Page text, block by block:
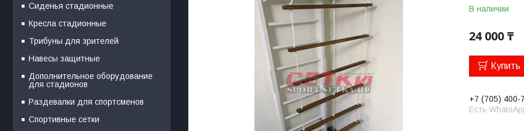
В наличии
24 000 ₸
Купить
+7 (705) 400-
Есть
Сиденья стадионные
Кресла стадионные
Трибуны для зрителей
Навесы защитные
Дополнительное оборудование
для стадионов
Раздевалки для спортсменов
Спортивные сетки